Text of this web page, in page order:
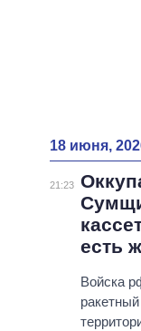
18 июня,
21:23
есть
Войска